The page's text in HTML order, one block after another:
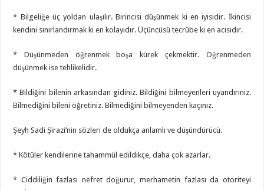
* Bilgeliğe üç yoldan ulaşılır. Birincisi düşünmek ki en iyisidir. İkincisi
kendini sınırlandırmak ki en kolayıdır. Üçüncüsü tecrübe ki en acısıdır.
* Düşünmeden öğrenmek boşa kürek çekmektir. Öğrenmeden
düşünmek ise tehlikelidir.
* Bildiğini bilenin arkasından gidiniz. Bildiğini bilmeyenleri uyandırınız.
Bilmediğini bileni öğretiniz. Bilmediğini bilmeyenden kaçınız.
Şeyh Sadi Şirazi’nin sözleri de oldukça anlamlı ve düşündürücü.
* Kötüler kendilerine tahammül edildikçe, daha çok azarlar.
* Ciddiliğin fazlası nefret doğurur, merhametin fazlası da otoriteyi